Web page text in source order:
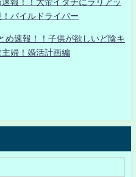
パイルドライバー
め速報！！子供が欲しいど陰キ
婦！婚活計画編